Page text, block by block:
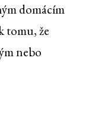
domácím
tomu, že
nebo